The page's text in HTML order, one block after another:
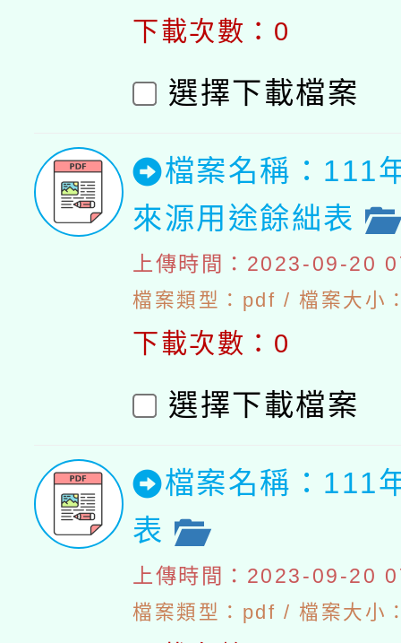
下載次數：0
選擇下載檔案
檔案名稱：111
來源用途餘絀表
上傳時間：2023-09-20
檔案類型：pdf / 檔案大小
下載次數：0
選擇下載檔案
檔案名稱：111
表
上傳時間：2023-09-20
檔案類型：pdf / 檔案大小